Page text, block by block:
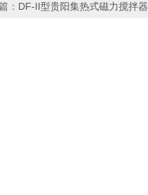
： DF-II型贵阳集热式磁力搅拌器